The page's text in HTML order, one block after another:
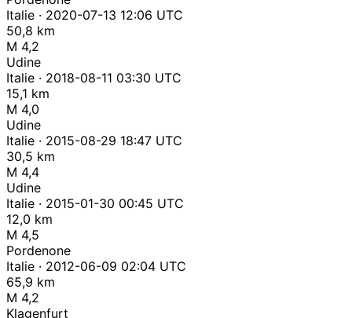
Italie · 2020-07-13 12:06 UTC
50,8 km
M 4,2
Udine
Italie · 2018-08-11 03:30 UTC
15,1 km
M 4,0
Udine
Italie · 2015-08-29 18:47 UTC
30,5 km
M 4,4
Udine
Italie · 2015-01-30 00:45 UTC
12,0 km
M 4,5
Pordenone
Italie · 2012-06-09 02:04 UTC
65,9 km
M 4,2
Klagenfurt